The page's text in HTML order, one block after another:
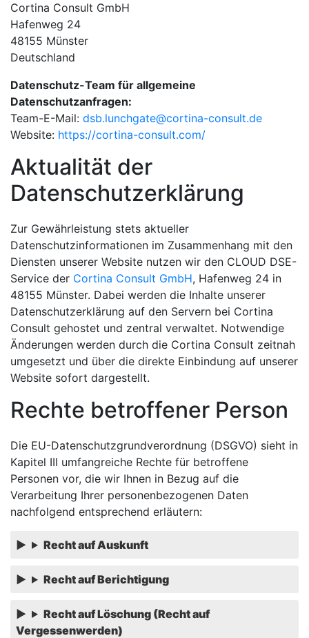
Cortina Consult GmbH
Hafenweg 24
48155 Münster
Deutschland
Datenschutz-Team für allgemeine
Datenschutzanfragen:
Team-E-Mail: dsb.lunchgate@cortina-consult.de
Website: https://cortina-consult.com/
Aktualität der
Datenschutzerklärung
Zur Gewährleistung stets aktueller
Datenschutzinformationen im Zusammenhang mit den
Diensten unserer Website nutzen wir den CLOUD DSE-
Service der Cortina Consult GmbH, Hafenweg 24 in
48155 Münster. Dabei werden die Inhalte unserer
Datenschutzerklärung auf den Servern bei Cortina
Consult gehostet und zentral verwaltet. Notwendige
Änderungen werden durch die Cortina Consult zeitnah
umgesetzt und über die direkte Einbindung auf unserer
Website sofort dargestellt.
Rechte betroffener Person
Die EU-Datenschutzgrundverordnung (DSGVO) sieht in
Kapitel III umfangreiche Rechte für betroffene
Personen vor, die wir Ihnen in Bezug auf die
Verarbeitung Ihrer personenbezogenen Daten
nachfolgend entsprechend erläutern:
Recht auf Auskunft
Recht auf Berichtigung
Recht auf Löschung (Recht auf
Vergessenwerden)